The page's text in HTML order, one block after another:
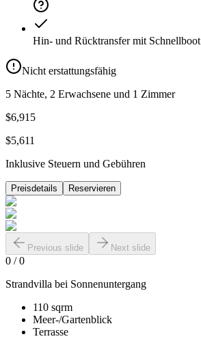
Hin- und Rücktransfer mit Schnellboot
Nicht erstattungsfähig
5 Nächte, 2 Erwachsene und 1 Zimmer
$6,915
$5,611
Inklusive Steuern und Gebühren
Preisdetails Reservieren
Previous slide Next slide
0 /0
Strandvilla bei Sonnenuntergang
110 sqrm
Meer-/Gartenblick
Terrasse